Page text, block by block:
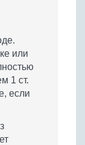
или
1 ст.
если